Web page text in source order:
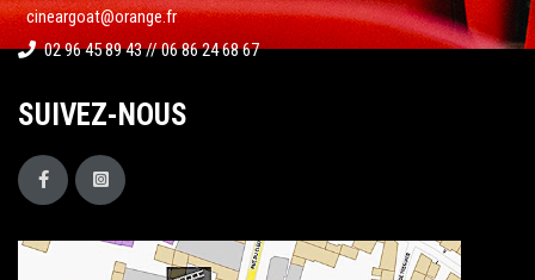
cineargoat@orange.fr
02 96 45 89 43 // 06 86 24 68 67
SUIVEZ-NOUS